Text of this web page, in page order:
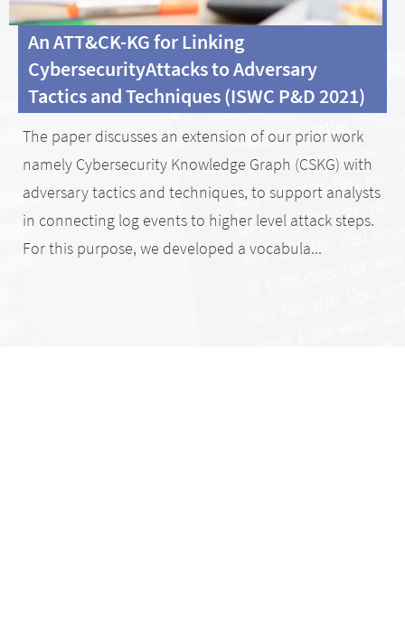
An ATT&CK-KG for Linking
CybersecurityAttacks to Adversary
Tactics and Techniques (ISWC P&D 2021)
The paper discusses an extension of our prior work
namely Cybersecurity Knowledge Graph (CSKG) with
adversary tactics and techniques, to support analysts
in connecting log events to higher level attack steps.
For this purpose, we developed a vocabula...